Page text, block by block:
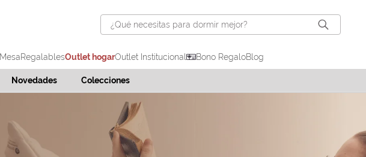
¿Qué necesitas para dormir mejor?
MesaRegalablesOutlet hogarOutlet Institucional Bono RegaloBlog
Novedades Colecciones